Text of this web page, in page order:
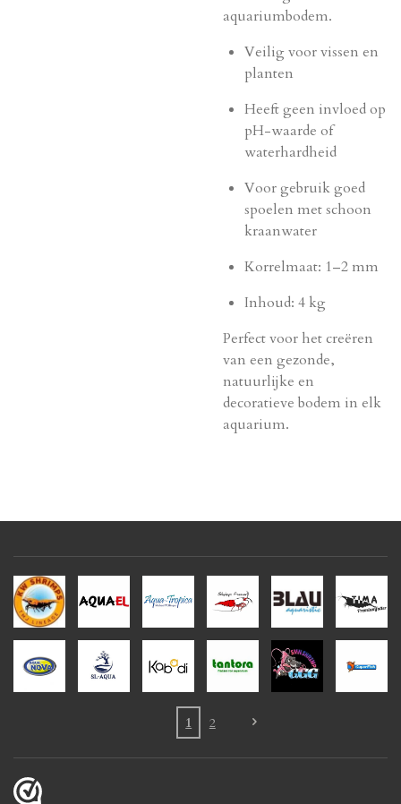
aquariumbodem.
Veilig voor vissen en
planten
Heeft geen invloed op
pH-waarde of
waterhardheid
Voor gebruik goed
spoelen met schoon
kraanwater
Korrelmaat: 1–2 mm
Inhoud: 4 kg
Perfect voor het creëren
van een gezonde,
natuurlijke en
decoratieve bodem in elk
aquarium.
1 2